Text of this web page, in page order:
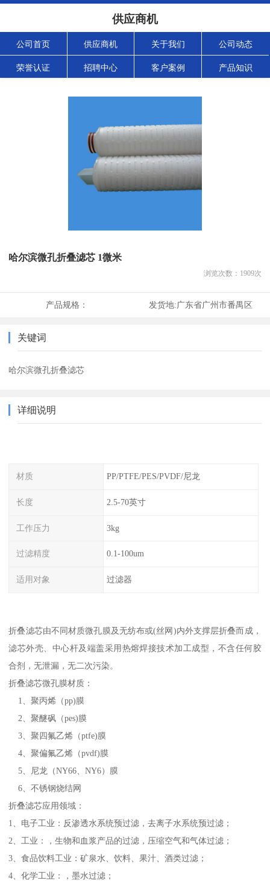
供应商机
公司首页 供应商机 关于我们 公司动态
荣誉认证 招聘中心 客户案例 产品知识
哈尔滨微孔折叠滤芯 1微米
浏览次数： 1909次
产品规格： 发货地:广东省广州市番禺区
关键词
哈尔滨微孔折叠滤芯
详细说明
材质 PP/PTFE/PES/PVDF/尼龙
长度 2.5-70英寸
工作压力 3kg
过滤精度 0.1-100um
适用对象 过滤器
折叠滤芯由不同材质微孔膜及无纺布或(丝网)内外支撑层折叠而成，
滤芯外壳、中心杆及端盖采用热熔焊接技术加工成型，不含任何胶
合剂，无泄漏，无二次污染。
折叠滤芯微孔膜材质：
1、聚丙烯（pp)膜
2、聚醚砜（pes)膜
3、聚四氟乙烯（ptfe)膜
4、聚偏氟乙烯（pvdf)膜
5、尼龙（NY66、NY6）膜
6、不锈钢烧结网
折叠滤芯应用领域：
1、电子工业：反渗透水系统预过滤，去离子水系统预过滤；
2、工业：，生物和血浆产品的过滤，压缩空气和气体过滤；
3、食品饮料工业：矿泉水、饮料、果汁、酒类过滤；
4、化学工业：，墨水过滤；